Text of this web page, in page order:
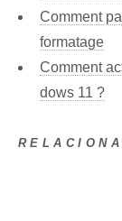
Comment
formatage
Comment
dows 11 ?